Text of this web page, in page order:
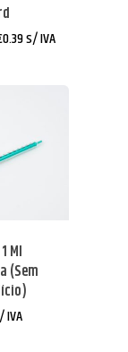
0.39Price
range:
s/ IVA
Ml
(sem
IVA